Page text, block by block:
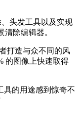
头发工具以及实现
清除编辑器。
打造与众不同的风
的图像上快速取得
具的用途感到惊奇不